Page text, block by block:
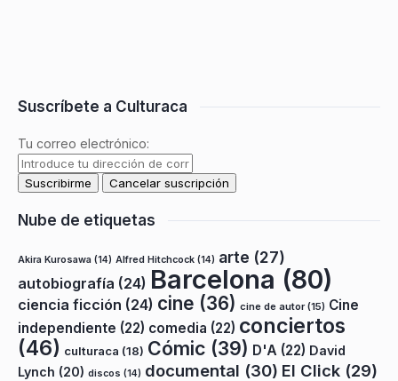
Suscríbete a Culturaca
Tu correo electrónico:
Nube de etiquetas
Akira Kurosawa (14) Alfred Hitchcock (14) arte (27)
autobiografía (24) Barcelona (80)
ciencia ficción (24) cine (36) cine de autor(15) Cine
independiente (22) comedia (22) conciertos
(46) culturaca (18) Cómic (39) D'A (22) David
Lynch (20) discos (14) documental (30) El Click (29)